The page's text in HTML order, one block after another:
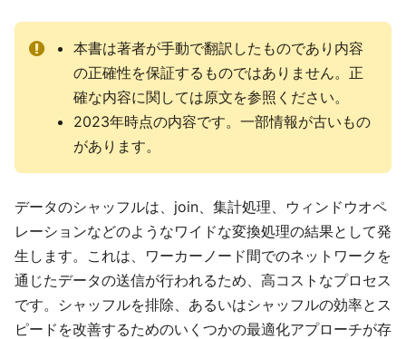
本書は著者が手動で翻訳したものであり内容
の正確性を保証するものではありません。正
確な内容に関しては原文を参照ください。
2023年時点の内容です。一部情報が古いもの
があります。
データのシャッフルは、join、集計処理、ウィンドウオペ
レーションなどのようなワイドな変換処理の結果として発
生します。これは、ワーカーノード間でのネットワークを
通じたデータの送信が行われるため、高コストなプロセス
です。シャッフルを排除、あるいはシャッフルの効率とス
ピードを改善するためのいくつかの最適化アプローチが存